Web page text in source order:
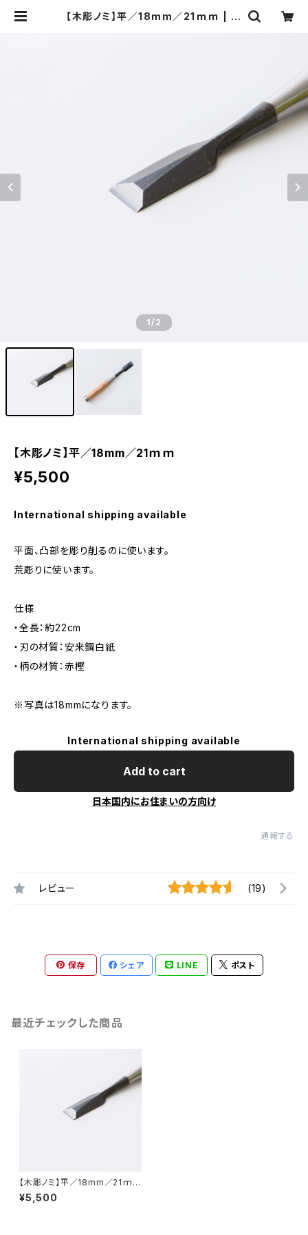
【木彫ノミ】平／18mm／21ｍｍ | 河
1/2
【木彫ノミ】平／18mm／21ｍｍ
¥5,500
International shipping available
平面、凸部を彫り削るのに使います。
荒彫りに使います。
仕様
・全長：約22cm
・刃の材質：安来鋼白紙
・柄の材質：赤樫
※写真は18mmになります。
International shipping available
Add to cart
日本国内にお住まいの方向け
通報する
レビュー (19)
保存 シェア LINE ポスト
最近チェックした商品
【木彫ノミ】平／18mm／21ｍ
ｍ
¥5,500